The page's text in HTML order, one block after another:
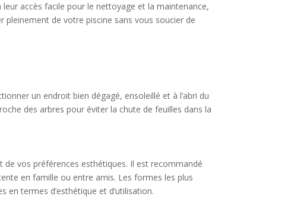
accès facile pour le nettoyage et la maintenance,
de votre piscine sans vous soucier de
un endroit bien dégagé, ensoleillé et à l’abri du
des arbres pour éviter la chute de feuilles dans la
vos préférences esthétiques. Il est recommandé
en famille ou entre amis. Les formes les plus
termes d’esthétique et d’utilisation.